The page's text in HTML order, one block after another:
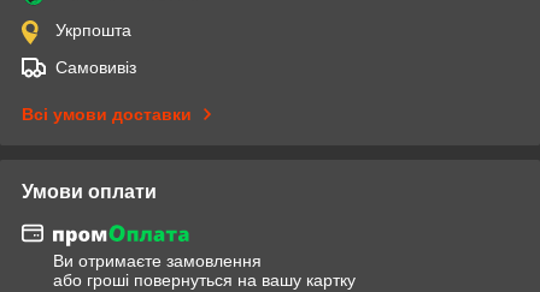
Укрпошта
Самовивіз
Всі умови доставки
Умови оплати
Ви отримаєте замовлення
або гроші повернуться на вашу картку